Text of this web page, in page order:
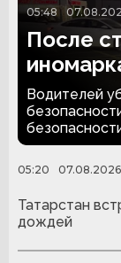
05:48
После
и
Водителей
05:20 07.08.2026
Татарстан
дождей